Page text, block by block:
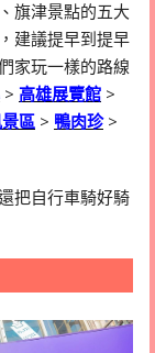
旗津景點的五大
建議提早到提早
家玩一樣的路線
> 高雄展覽館 >
區 > 鴨肉珍>
把自行車騎好騎